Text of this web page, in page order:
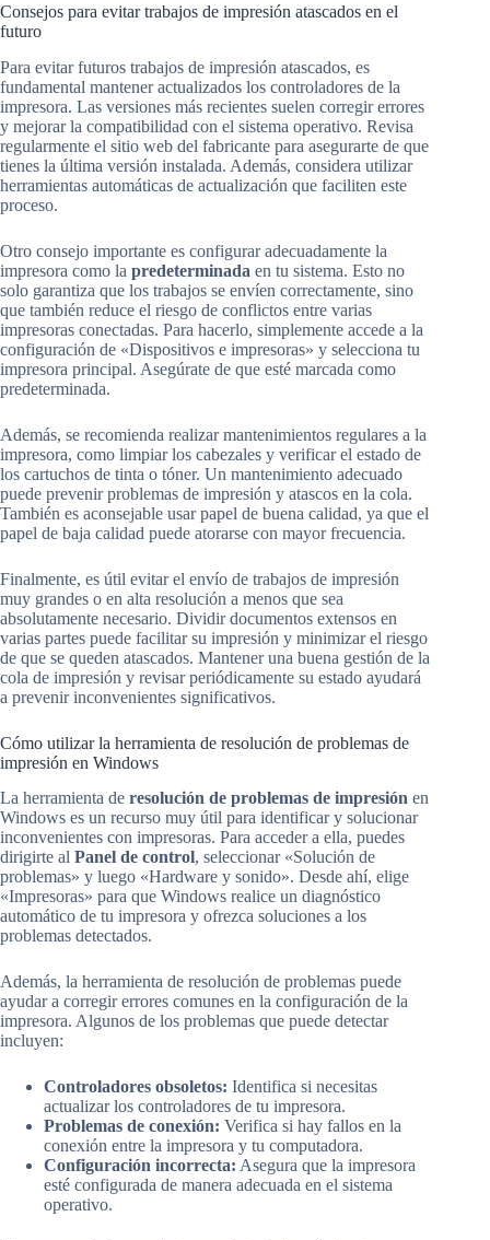
Consejos para evitar trabajos de impresión atascados en el
futuro
Para evitar futuros trabajos de impresión atascados, es
fundamental mantener actualizados los controladores de la
impresora. Las versiones más recientes suelen corregir errores
y mejorar la compatibilidad con el sistema operativo. Revisa
regularmente el sitio web del fabricante para asegurarte de que
tienes la última versión instalada. Además, considera utilizar
herramientas automáticas de actualización que faciliten este
proceso.
Otro consejo importante es configurar adecuadamente la
impresora como la predeterminada en tu sistema. Esto no
solo garantiza que los trabajos se envíen correctamente, sino
que también reduce el riesgo de conflictos entre varias
impresoras conectadas. Para hacerlo, simplemente accede a la
configuración de «Dispositivos e impresoras» y selecciona tu
impresora principal. Asegúrate de que esté marcada como
predeterminada.
Además, se recomienda realizar mantenimientos regulares a la
impresora, como limpiar los cabezales y verificar el estado de
los cartuchos de tinta o tóner. Un mantenimiento adecuado
puede prevenir problemas de impresión y atascos en la cola.
También es aconsejable usar papel de buena calidad, ya que el
papel de baja calidad puede atorarse con mayor frecuencia.
Finalmente, es útil evitar el envío de trabajos de impresión
muy grandes o en alta resolución a menos que sea
absolutamente necesario. Dividir documentos extensos en
varias partes puede facilitar su impresión y minimizar el riesgo
de que se queden atascados. Mantener una buena gestión de la
cola de impresión y revisar periódicamente su estado ayudará
a prevenir inconvenientes significativos.
Cómo utilizar la herramienta de resolución de problemas de
impresión en Windows
La herramienta de resolución de problemas de impresión en
Windows es un recurso muy útil para identificar y solucionar
inconvenientes con impresoras. Para acceder a ella, puedes
dirigirte al Panel de control, seleccionar «Solución de
problemas» y luego «Hardware y sonido». Desde ahí, elige
«Impresoras» para que Windows realice un diagnóstico
automático de tu impresora y ofrezca soluciones a los
problemas detectados.
Además, la herramienta de resolución de problemas puede
ayudar a corregir errores comunes en la configuración de la
impresora. Algunos de los problemas que puede detectar
incluyen:
Controladores obsoletos: Identifica si necesitas
actualizar los controladores de tu impresora.
Problemas de conexión: Verifica si hay fallos en la
conexión entre la impresora y tu computadora.
Configuración incorrecta: Asegura que la impresora
esté configurada de manera adecuada en el sistema
operativo.